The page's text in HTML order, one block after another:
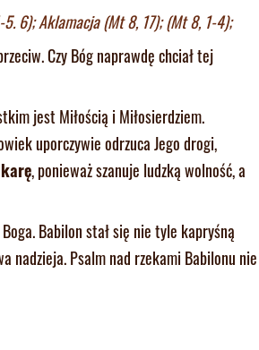
6); Aklamacja (Mt 8, 17); (Mt 8, 1-4);
Czy Bóg naprawdę chciał tej
jest Miłością i Miłosierdziem.
uporczywie odrzuca Jego drogi,
, ponieważ szanuje ludzką wolność, a
Babilon stał się nie tyle kapryśną
nadzieja. Psalm nad rzekami Babilonu nie